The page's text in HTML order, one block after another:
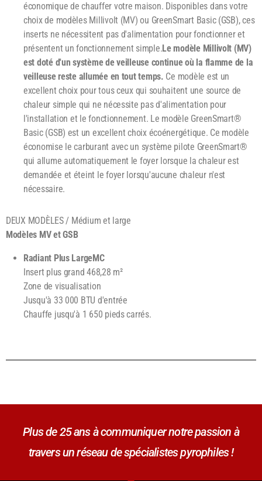
économique de chauffer votre maison. Disponibles dans votre
choix de modèles Millivolt (MV) ou GreenSmart Basic (GSB), ces
inserts ne nécessitent pas d'alimentation pour fonctionner et
présentent un fonctionnement simple.Le modèle Millivolt (MV)
est doté d'un système de veilleuse continue où la flamme de la
veilleuse reste allumée en tout temps. Ce modèle est un
excellent choix pour tous ceux qui souhaitent une source de
chaleur simple qui ne nécessite pas d'alimentation pour
l'installation et le fonctionnement. Le modèle GreenSmart®
Basic (GSB) est un excellent choix écoénergétique. Ce modèle
économise le carburant avec un système pilote GreenSmart®
qui allume automatiquement le foyer lorsque la chaleur est
demandée et éteint le foyer lorsqu'aucune chaleur n'est
nécessaire.
DEUX MODÈLES / Médium et large
Modèles MV et GSB
Radiant Plus LargeMC
Insert plus grand 468,28 m²
Zone de visualisation
Jusqu'à 33 000 BTU d'entrée
Chauffe jusqu'à 1 650 pieds carrés.
Plus de 25 ans à communiquer notre passion à
travers un réseau de spécialistes pyrophiles !